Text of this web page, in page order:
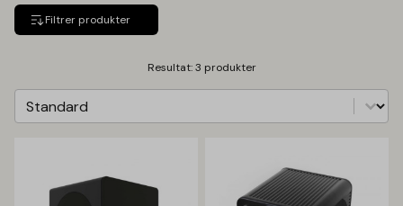
Filtrer produkter
Resultat: 3 produkter
Sorter